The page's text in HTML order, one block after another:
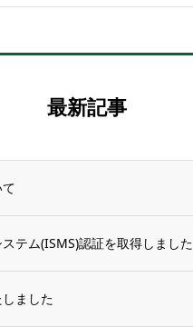
最新記事
テム(ISMS)認証を取得しました
ました